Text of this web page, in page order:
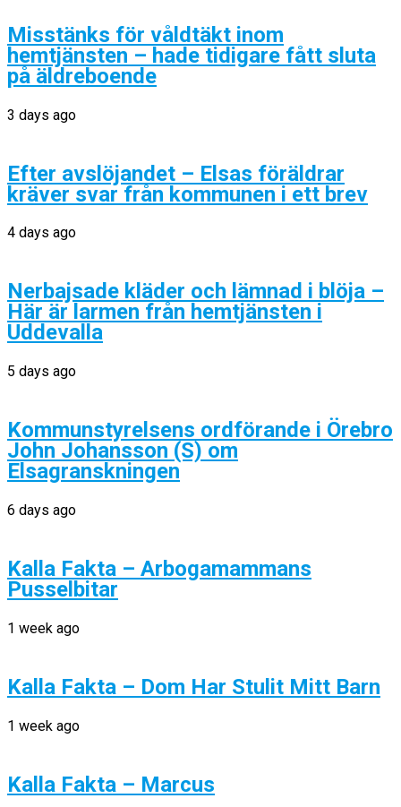
Misstänks för våldtäkt inom
hemtjänsten – hade tidigare fått sluta
på äldreboende
3 days ago
Efter avslöjandet – Elsas föräldrar
kräver svar från kommunen i ett brev
4 days ago
Nerbajsade kläder och lämnad i blöja –
Här är larmen från hemtjänsten i
Uddevalla
5 days ago
Kommunstyrelsens ordförande i Örebro
John Johansson (S) om
Elsagranskningen
6 days ago
Kalla Fakta – Arbogamammans
Pusselbitar
1 week ago
Kalla Fakta – Dom Har Stulit Mitt Barn
1 week ago
Kalla Fakta – Marcus